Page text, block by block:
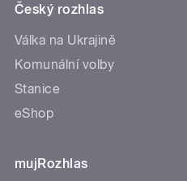
Český rozhlas
Válka na Ukrajině
Komunální volby
Stanice
eShop
mujRozhlas